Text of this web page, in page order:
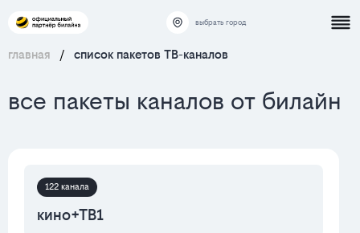
выбрать город
главная / список пакетов ТВ-каналов
все пакеты каналов от билайн
122 канала
кино+ТВ1